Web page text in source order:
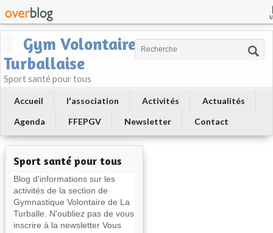
Gym Volontaire
Turballaise
Sport santé pour tous
Accueil l'association Activités
Actualités
Agenda
FFEPGV Newsletter Contact
Sport santé pour tous
Blog d'informations sur les
activités de la section de
Gymnastique Volontaire de La
Turballe. N'oubliez pas de vous
inscrire à la newsletter Vous